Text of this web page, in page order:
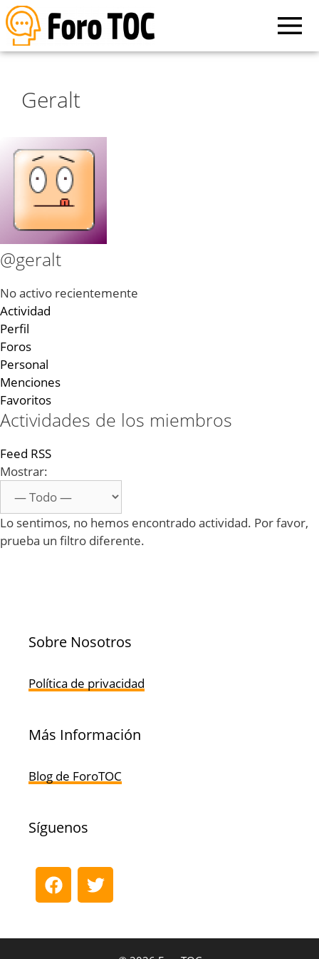
Geralt
@geralt
No activo recientemente
Actividad
Perfil
Foros
Personal
Menciones
Favoritos
Actividades de los miembros
Feed RSS
Mostrar:
Lo sentimos, no hemos encontrado actividad. Por favor,
prueba un filtro diferente.
Sobre Nosotros
Política de privacidad
Más Información
Blog de ForoTOC
Síguenos